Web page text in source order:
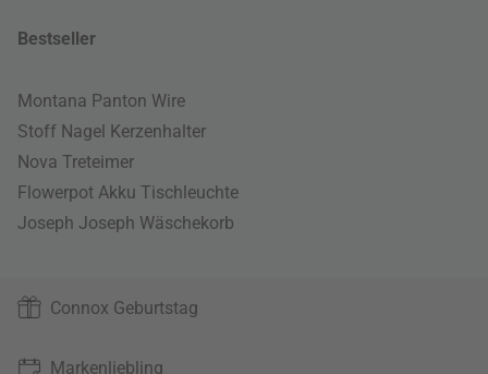
Bestseller
Montana Panton Wire
Stoff Nagel Kerzenhalter
Nova Treteimer
Flowerpot Akku Tischleuchte
Joseph Joseph Wäschekorb
Connox Geburtstag
Markenliebling